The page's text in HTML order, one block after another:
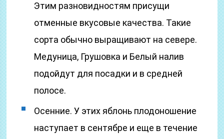
Этим разновидностям присущи
отменные вкусовые качества. Такие
сорта обычно выращивают на севере.
Медуница, Грушовка и Белый налив
подойдут для посадки и в средней
полосе.
Осенние. У этих яблонь плодоношение
наступает в сентябре и еще в течение